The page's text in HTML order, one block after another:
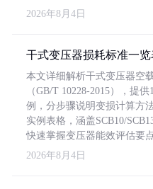
2026年8月4日
干式变压器损耗标准一
本文详细解析干式变压器空
（GB/T 10228-2015），提
例，分步骤说明变损计算方
实例表格，涵盖SCB10/
快速掌握变压器能效评估要点
2026年8月4日